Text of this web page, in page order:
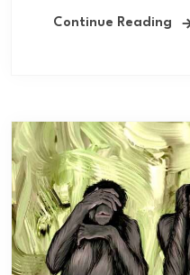
Continue Reading